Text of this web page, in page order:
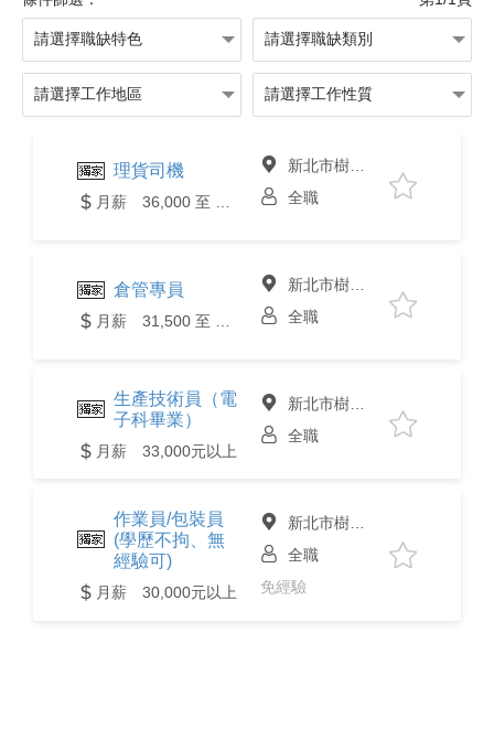
理貨司機
月薪 36,000 至 38,000元
新北市樹林區
全職
倉管專員
月薪 31,500 至 32,000元
新北市樹林區
全職
生產技術員（電
子科畢業）
月薪 33,000元以上
新北市樹林區
全職
作業員/包裝員
(學歷不拘、無
經驗可)
月薪 30,000元以上
新北市樹林區
全職
免經驗